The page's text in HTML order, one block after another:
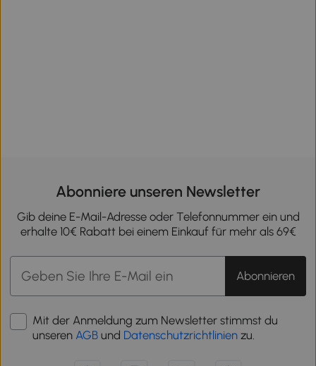
Abonniere unseren Newsletter
Gib deine E-Mail-Adresse oder Telefonnummer ein und
erhalte 10€ Rabatt bei einem Einkauf für mehr als 69€
Abonnieren
Mit der Anmeldung zum Newsletter stimmst du
unseren AGB und Datenschutzrichtlinien zu.